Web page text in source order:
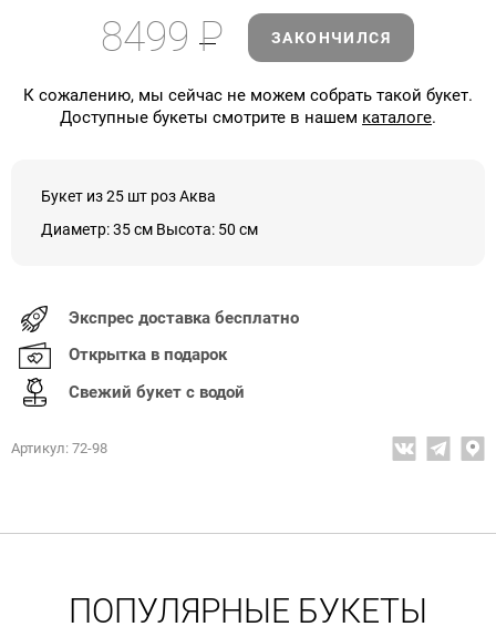
8499Р ЗАКОНЧИЛСЯ
К сожалению, мы сейчас не можем собрать такой букет.
Доступные букеты смотрите в нашем каталоге.
Букет из 25 шт роз Аква
Диаметр: 35 см Высота: 50 см
Экспрес доставка бесплатно
Открытка в подарок
Свежий букет с водой
Артикул: 72-98
ПОПУЛЯРНЫЕ БУКЕТЫ